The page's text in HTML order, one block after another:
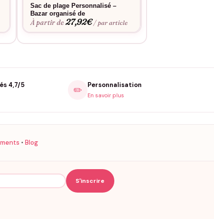
Sac de plage Personnalisé –
Bazar organisé de
À partir de27,92€ / par article
4,7/5 ✏️ Personnalisation
En savoir plus
• Blog